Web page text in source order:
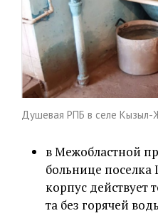
Душевая РПБ в селе
в Межобластной
больнице
корпус действует
та без горячей